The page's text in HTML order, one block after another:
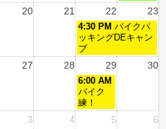
20 21 22 23
4:30 PM バイクパ
ッキングDEキャン
プ
27 28 29 30
6:00 AM
バイク
練！
3 4 5 6